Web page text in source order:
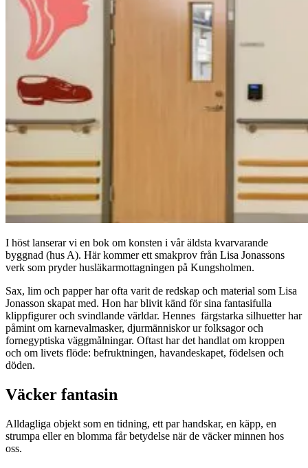
I höst lanserar vi en bok om konsten i vår äldsta kvarvarande
byggnad (hus A). Här kommer ett smakprov från Lisa Jonassons
verk som pryder husläkarmottagningen på Kungsholmen.
Sax, lim och papper har ofta varit de redskap och material som Lisa
Jonasson skapat med. Hon har blivit känd för sina fantasifulla
klippfigurer och svindlande världar. Hennes färgstarka silhuetter har
påmint om karnevalmasker, djurmänniskor ur folksagor och
fornegyptiska väggmålningar. Oftast har det handlat om kroppen
och om livets flöde: befruktningen, havandeskapet, födelsen och
döden.
Väcker fantasin
Alldagliga objekt som en tidning, ett par handskar, en käpp, en
strumpa eller en blomma får betydelse när de väcker minnen hos
oss.